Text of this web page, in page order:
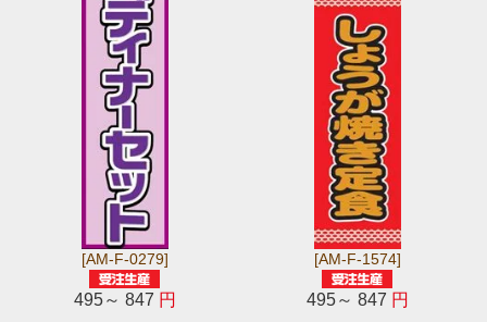
[AM-F-0279]
495～ 847 円
[AM-F-1574]
495～ 847 円